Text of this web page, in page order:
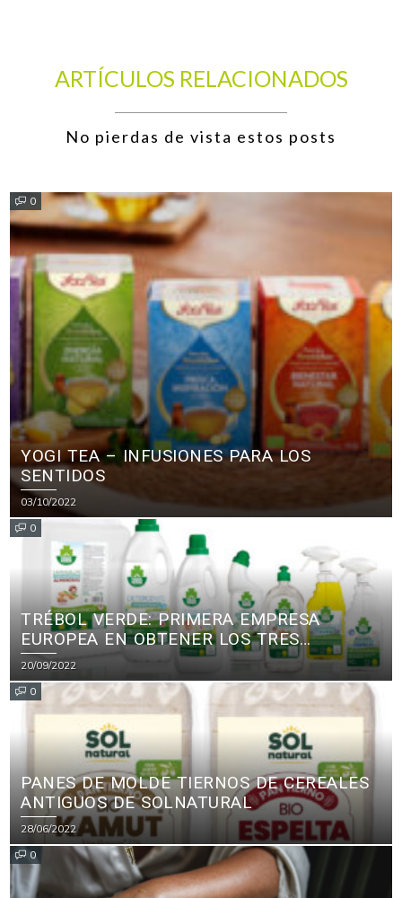
ARTÍCULOS RELACIONADOS
No pierdas de vista estos posts
0
YOGI TEA – INFUSIONES PARA LOS
SENTIDOS
03/10/2022
0
TRÉBOL VERDE: PRIMERA EMPRESA
EUROPEA EN OBTENER LOS TRES
PRINCIPALES CERTIFICADOS ECOLÓGICOS
PARA PRODUCTOS DE LIMPIEZA
20/09/2022
0
PANES DE MOLDE TIERNOS DE CEREALES
ANTIGUOS DE SOLNATURAL
28/06/2022
0